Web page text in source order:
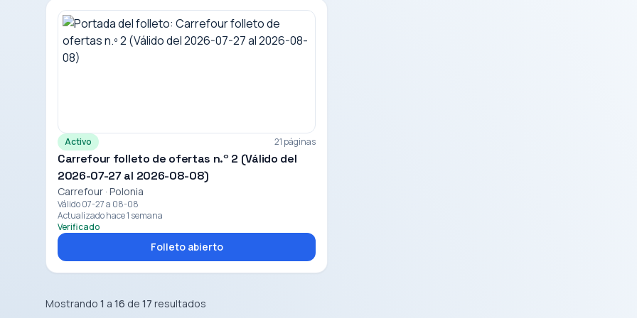
Activo 21 páginas
Carrefour folleto de ofertas n.º 2 (Válido del
2026-07-27 al 2026-08-08)
Carrefour · Polonia
Válido 07-27 a 08-08
Actualizado hace 1 semana
Verificado
Folleto abierto
Mostrando 1 a 16 de 17 resultados